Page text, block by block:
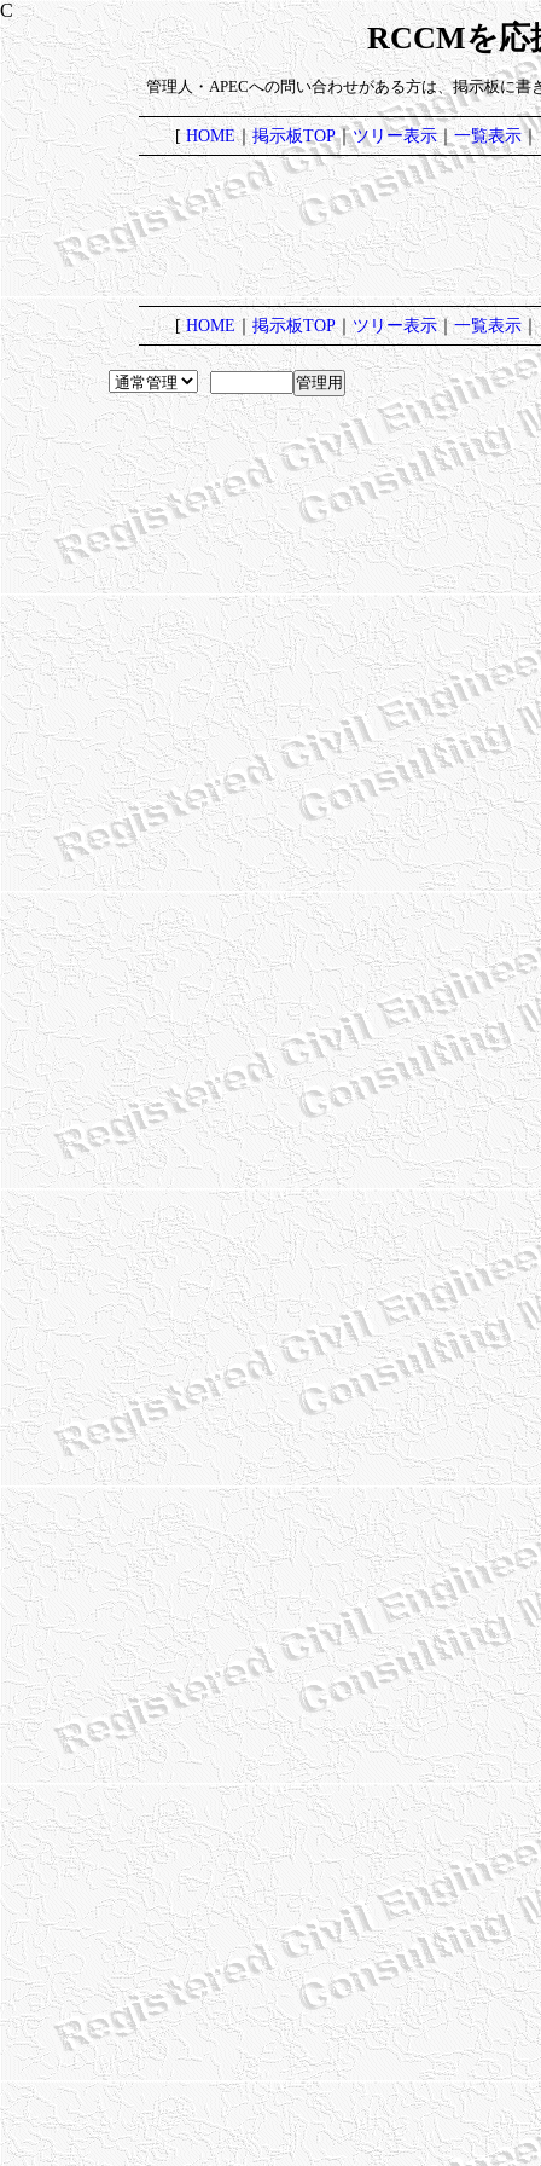
RCCMを応
管理人・APECへの問い合わせがある方は、掲示板に書
[HOME｜掲示板TOP｜ツリー表示｜一覧表示｜
[HOME｜ 掲示板TOP｜ ツリー表示｜一覧表示｜